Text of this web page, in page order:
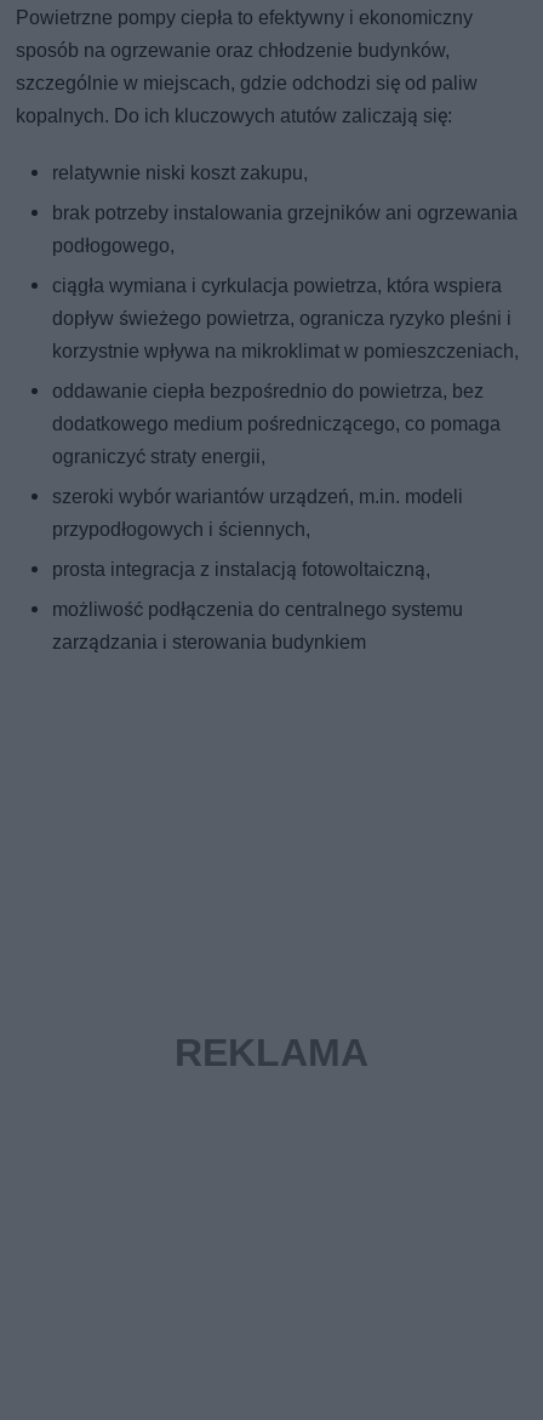
Powietrzne pompy ciepła to efektywny i ekonomiczny
sposób na ogrzewanie oraz chłodzenie budynków,
szczególnie w miejscach, gdzie odchodzi się od paliw
kopalnych. Do ich kluczowych atutów zaliczają się:
relatywnie niski koszt zakupu,
brak potrzeby instalowania grzejników ani ogrzewania
podłogowego,
ciągła wymiana i cyrkulacja powietrza, która wspiera
dopływ świeżego powietrza, ogranicza ryzyko pleśni i
korzystnie wpływa na mikroklimat w pomieszczeniach,
oddawanie ciepła bezpośrednio do powietrza, bez
dodatkowego medium pośredniczącego, co pomaga
ograniczyć straty energii,
szeroki wybór wariantów urządzeń, m.in. modeli
przypodłogowych i ściennych,
prosta integracja z instalacją fotowoltaiczną,
możliwość podłączenia do centralnego systemu
zarządzania i sterowania budynkiem